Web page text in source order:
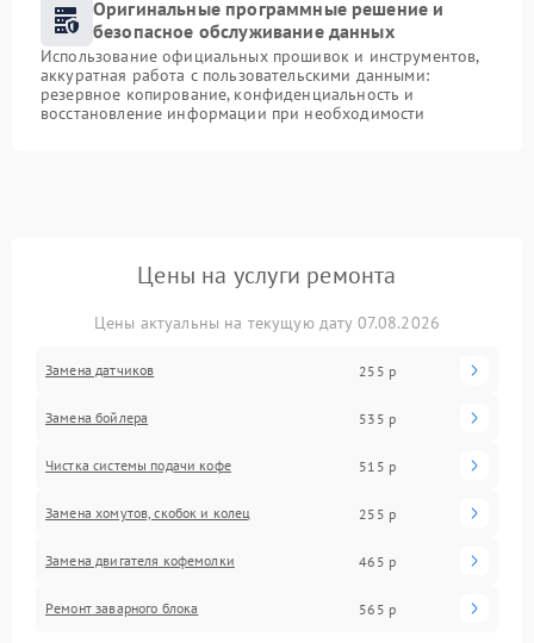
Оригинальные программные решение и
безопасное обслуживание данных
Использование официальных прошивок и инструментов,
аккуратная работа с пользовательскими данными:
резервное копирование, конфиденциальность и
восстановление информации при необходимости
Цены на услуги ремонта
Цены актуальны на текущую дату 07.08.2026
Замена датчиков 255 р
Замена бойлера 535 р
Чистка системы подачи кофе 515 р
Замена хомутов, скобок и колец 255 р
Замена двигателя кофемолки 465 р
Ремонт заварного блока 565 р